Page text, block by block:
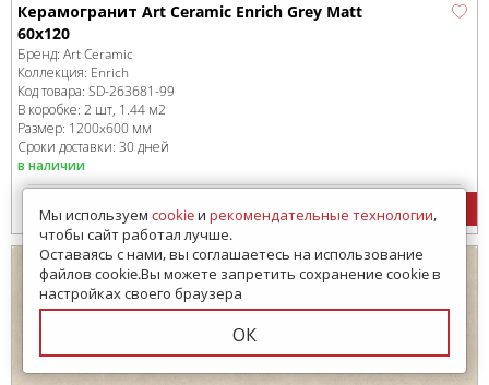
Керамогранит Art Ceramic Enrich Grey Matt
60x120
Бренд: Art Ceramic
Коллекция: Enrich
Код товара: SD-263681-99
В коробке: 2 шт, 1.44 м2
Размер: 1200x600 мм
Сроки доставки: 30 дней
в наличии
1990руб. /м2
Мы используем cookieи рекомендательные технологии,
чтобы сайт работал лучше.
Оставаясь с нами, вы соглашаетесь на использование
файлов cookie.Вы можете запретить сохранение cookie в
настройках своего браузера
ОК